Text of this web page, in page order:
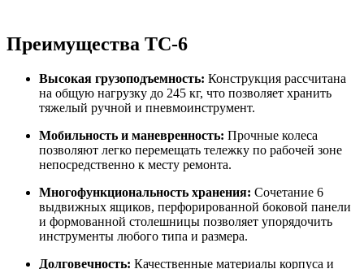
Преимущества ТС-6
Высокая грузоподъемность: Конструкция рассчитана
на общую нагрузку до 245 кг, что позволяет хранить
тяжелый ручной и пневмоинструмент.
Мобильность и маневренность: Прочные колеса
позволяют легко перемещать тележку по рабочей зоне
непосредственно к месту ремонта.
Многофункциональность хранения: Сочетание 6
выдвижных ящиков, перфорированной боковой панели
и формованной столешницы позволяет упорядочить
инструменты любого типа и размера.
Долговечность: Качественные материалы корпуса и